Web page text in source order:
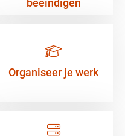
Organiseer je werk